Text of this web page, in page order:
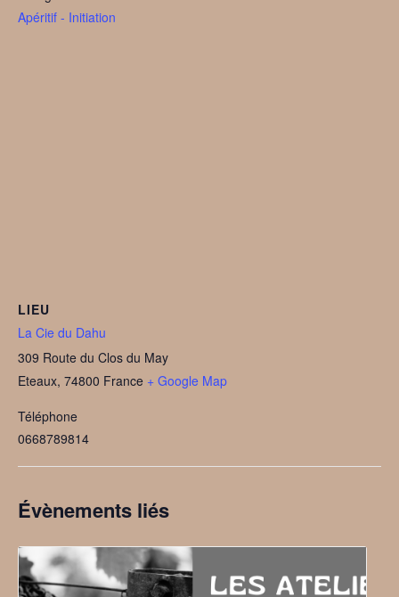
Apéritif - Initiation
LIEU
La Cie du Dahu
309 Route du Clos du May
Eteaux, 74800 France + Google Map
Téléphone
0668789814
Évènements liés